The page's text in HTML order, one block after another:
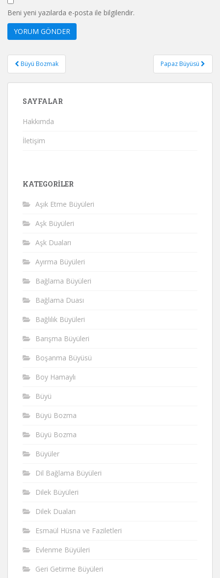
Beni yeni yazılarda e-posta ile bilgilendir.
Yazı
gezinmesi
Büyü Bozmak Papaz Büyüsü
SAYFALAR
Hakkımda
İletişim
KATEGORILER
Aşık Etme Büyüleri
Aşk Büyüleri
Aşk Duaları
Ayırma Büyüleri
Bağlama Büyüleri
Bağlama Duası
Bağlılık Büyüleri
Barışma Büyüleri
Boşanma Büyüsü
Boy Hamaylı
Büyü
Büyü Bozma
Büyü Bozma
Büyüler
Dil Bağlama Büyüleri
Dilek Büyüleri
Dilek Duaları
Esmaül Hüsna ve Faziletleri
Evlenme Büyüleri
Geri Getirme Büyüleri